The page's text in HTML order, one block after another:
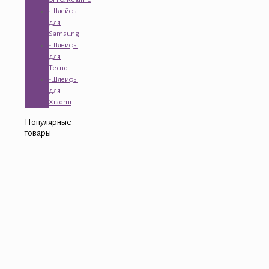
-Шлейфы
для
Samsung
-Шлейфы
для
Tecno
-Шлейфы
для
Xiaomi
Популярные
товары